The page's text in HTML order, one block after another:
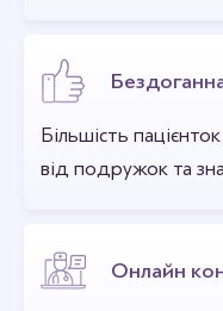
Більшість
від подружок та
Онлайн